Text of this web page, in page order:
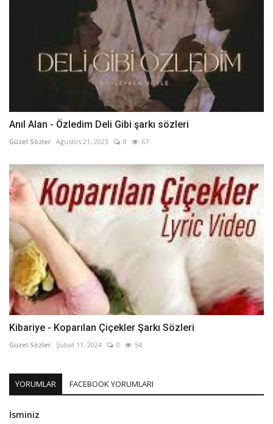
Anıl Alan - Özledim Deli Gibi şarkı sözleri
Güzel Sözler Ağustos 21, 2023 0 67
Kibariye - Koparılan Çiçekler Şarkı Sözleri
Güzel Sözler Şubat 11, 2024 0 54
YORUMLAR FACEBOOK YORUMLARI
İsminiz